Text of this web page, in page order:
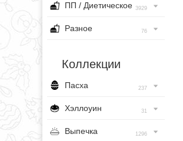
ПП / Диетическое 3929
Разное 76
Коллекции
Пасха 237
Хэллоуин 31
Выпечка 1296